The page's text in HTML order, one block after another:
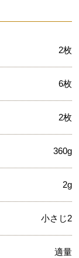
2枚
6枚
2枚
360g
2g
小さじ2
適量